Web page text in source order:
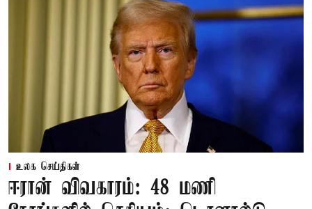
உலக செய்திகள்
ஈரான் விவகாரம்: 48 மணி